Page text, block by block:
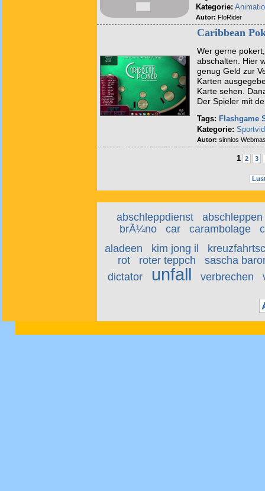
Kategorie:
Autor: FloRider
Caribbean
Wer gerne
abschalten. Hier
genug Geld zur
Karten
Karte sehen.
Der Spieler mit
Tags: Flashgame
Kategorie:
Autor: sinnlos
1 2 3
abschleppdienst
abschleppen
brÃ¼no
car carambolage
aladeen
kim jong il
rot
roter teppch
sascha
dictator
unfall verbrechen